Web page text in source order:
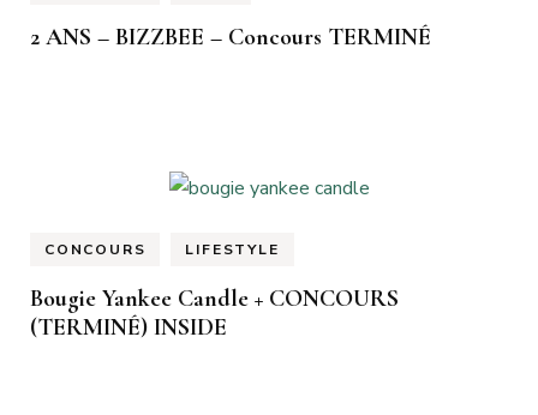
2 ANS – BIZZBEE – Concours TERMINÉ
CONCOURS LIFESTYLE
Bougie Yankee Candle + CONCOURS
(TERMINÉ) INSIDE